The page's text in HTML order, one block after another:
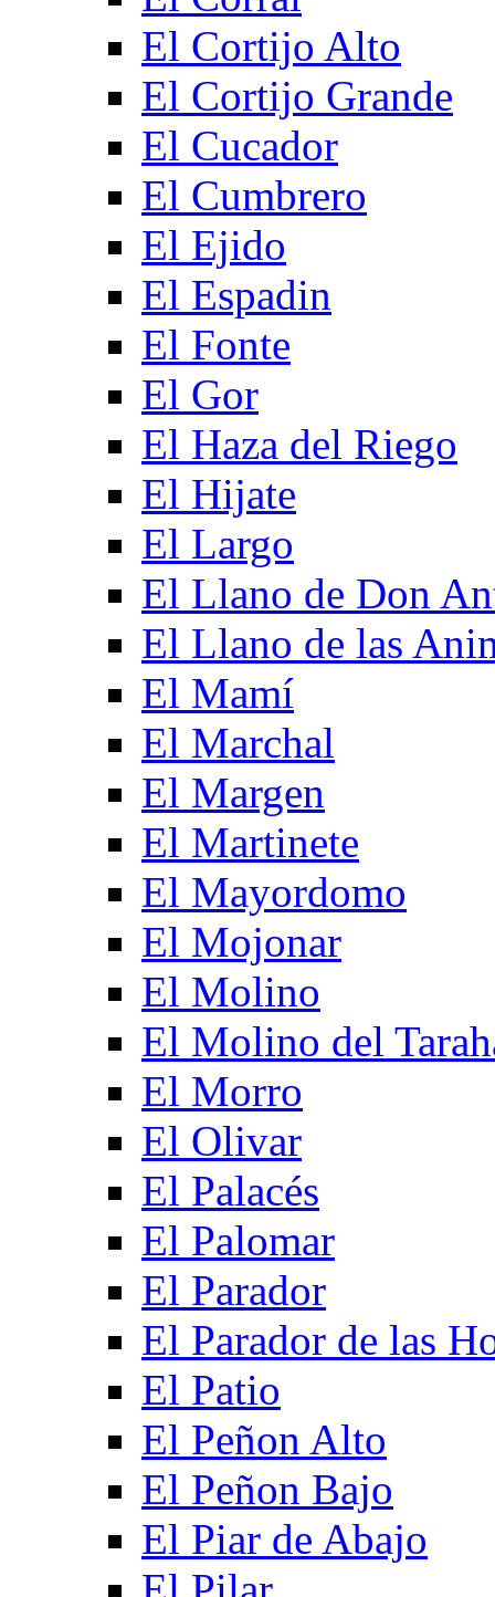
El Cortijo Alto
El Cortijo Grande
El Cucador
El Cumbrero
El Ejido
El Espadin
El Fonte
El Gor
El Haza del Riego
El Hijate
El Largo
El Llano de Don
El Llano de las
El Mamí
El Marchal
El Margen
El Martinete
El Mayordomo
El Mojonar
El Molino
El Molino del
El Morro
El Olivar
El Palacés
El Palomar
El Parador
El Parador de las
El Patio
El Peñon Alto
El Peñon Bajo
El Piar de Abajo